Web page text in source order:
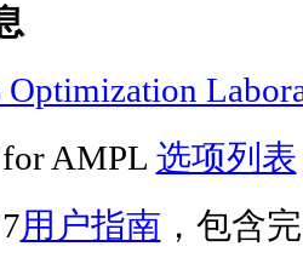
Optimization
AMPL 选项列表
用户指南 ，包含